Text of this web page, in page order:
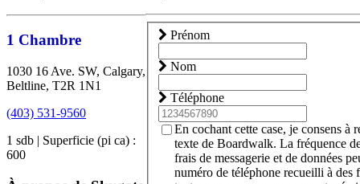
1 Chambre
1030 16 Ave. SW, Calgary,
Beltline, T2R 1N1
(403) 531-9560
1 sdb | Superficie (pi ca) :
600
Prénom
Nom
Téléphone
En cochant cette case, je consens à
texte de Boardwalk. La fréquence
frais de messagerie et de données
numéro de téléphone recueilli à des